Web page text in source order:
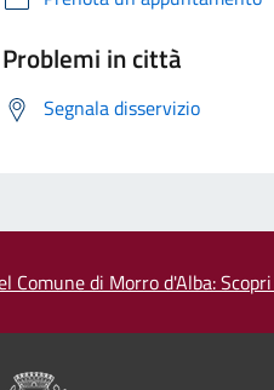
Problemi in città
Segnala disservizio
Comune di Morro d'Alba: